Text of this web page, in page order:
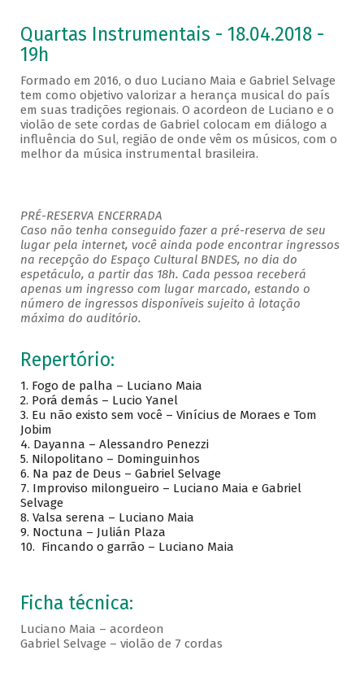
Quartas Instrumentais - 18.04.2018 -
19h
Formado em 2016, o duo Luciano Maia e Gabriel Selvage
tem como objetivo valorizar a herança musical do país
em suas tradições regionais. O acordeon de Luciano e o
violão de sete cordas de Gabriel colocam em diálogo a
influência do Sul, região de onde vêm os músicos, com o
melhor da música instrumental brasileira.
PRÉ-RESERVA ENCERRADA
Caso não tenha conseguido fazer a pré-reserva de seu
lugar pela internet, você ainda pode encontrar ingressos
na recepção do Espaço Cultural BNDES, no dia do
espetáculo, a partir das 18h. Cada pessoa receberá
apenas um ingresso com lugar marcado, estando o
número de ingressos disponíveis sujeito à lotação
máxima do auditório.
Repertório:
1. Fogo de palha – Luciano Maia
2. Porá demás – Lucio Yanel
3. Eu não existo sem você – Vinícius de Moraes e Tom
Jobim
4. Dayanna – Alessandro Penezzi
5. Nilopolitano – Dominguinhos
6. Na paz de Deus – Gabriel Selvage
7. Improviso milongueiro – Luciano Maia e Gabriel
Selvage
8. Valsa serena – Luciano Maia
9. Noctuna – Julián Plaza
10. Fincando o garrão – Luciano Maia
Ficha técnica:
Luciano Maia – acordeon
Gabriel Selvage – violão de 7 cordas